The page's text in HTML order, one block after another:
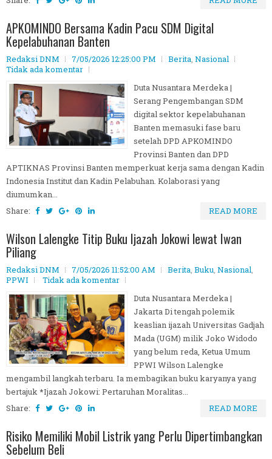
APKOMINDO Bersama Kadin Pacu SDM Digital
Kepelabuhanan Banten
Redaksi DNM 7/05/2026 12:25:00 PM Berita, Nasional
Tidak ada komentar
Duta Nusantara Merdeka |
Serang Pengembangan SDM
digital sektor kepelabuhanan
Banten memasuki fase baru
setelah DPD APKOMINDO
Provinsi Banten dan DPD
APTIKNAS Provinsi Banten memperkuat kerja sama dengan Kadin
Indonesia Institut dan Kadin Pelabuhan. Kolaborasi yang
diumumkan...
Share:
READ MORE
Wilson Lalengke Titip Buku Ijazah Jokowi lewat Iwan
Piliang
Redaksi DNM 7/05/2026 11:52:00 AM Berita, Buku, Nasional,
PPWI
Tidak ada komentar
Duta Nusantara Merdeka |
Jakarta Di tengah polemik
keaslian ijazah Universitas Gadjah
Mada (UGM) milik Joko Widodo
yang belum reda, Ketua Umum
PPWI Wilson Lalengke
mengambil langkah terbaru. Ia membagikan buku karyanya yang
bertajuk *Ijazah Jokowi: Pertaruhan Moralitas...
Share:
READ MORE
Risiko Memiliki Mobil Listrik yang Perlu Dipertimbangkan
Sebelum Beli